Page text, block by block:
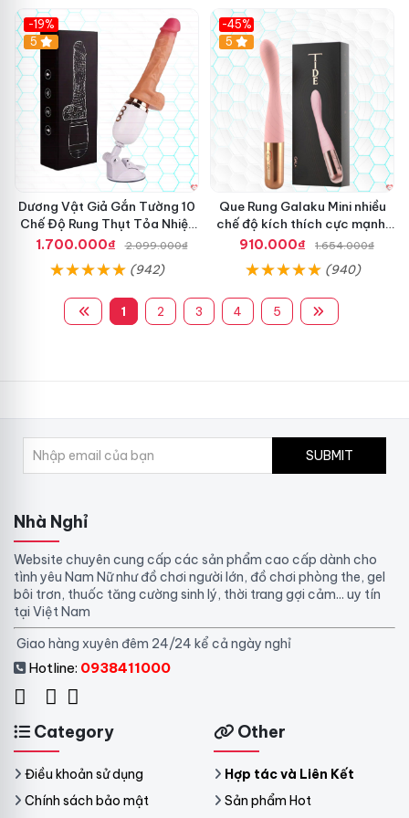
-19%
Hot
5
Dương Vật Giả Gắn Tường 10
Chế Độ Rung Thụt Tỏa Nhiệt
Cao Cấp
1.700.000₫ 2.099.000₫
(942)
-45%
Hot
5
Que Rung Galaku Mini nhiều
chế độ kích thích cực mạnh,
siêu sướng
910.000₫ 1.654.000₫
(940)
1 2 3 4 5
SUBMIT
Nhà Nghỉ
Website chuyên cung cấp các sản phẩm cao cấp dành cho
tình yêu Nam Nữ như đồ chơi người lớn, đồ chơi phòng the, gel
bôi trơn, thuốc tăng cường sinh lý, thời trang gợi cảm... uy tín
tại Việt Nam
Giao hàng xuyên đêm 24/24 kể cả ngày nghỉ
Hotline: 0938411000
Category
Điều khoản sử dụng
Chính sách bảo mật
Other
Hợp tác và Liên Kết
Sản phẩm Hot